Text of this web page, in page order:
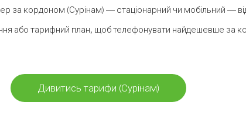
за кордоном (Сурінам) — стаціонарний чи мобільний —
або тарифний план, щоб телефонувати найдешевше за
Дивитись тарифи (Сурінам)